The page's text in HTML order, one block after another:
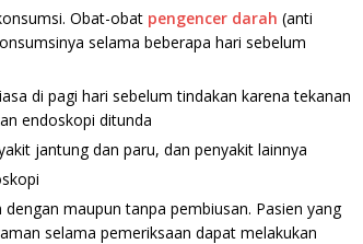
Obat-obat pengencer darah (anti
selama beberapa hari sebelum
di pagi hari sebelum tindakan karena tekanan
endoskopi ditunda
jantung dan paru, dan penyakit lainnya
maupun tanpa pembiusan. Pasien yang
selama pemeriksaan dapat melakukan